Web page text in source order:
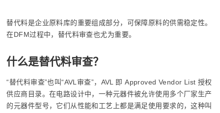
替代料是企业原料库的重要组成部分，可保障原料的供需稳定性。
在DFM过程中，替代料审查也尤为重要。
什么是替代料审查？
“替代料审查”也叫“AVL审查”，AVL 即 Approved Vendor List 授权
供应商目录。在电路设计中，一种元器件被允许使用多个厂家生产
的元器件型号，它们从性能和工艺上都是满足使用要求的，这种叫